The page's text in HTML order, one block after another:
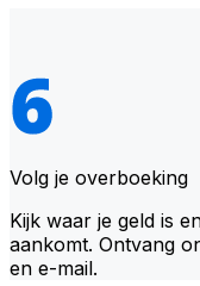
Volg je overboeking
Kijk waar je geld is
aankomt. Ontvang
en e-mail.